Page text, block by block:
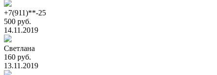
+7(911)**-25
500 руб.
14.11.2019
Светлана
160 руб.
13.11.2019